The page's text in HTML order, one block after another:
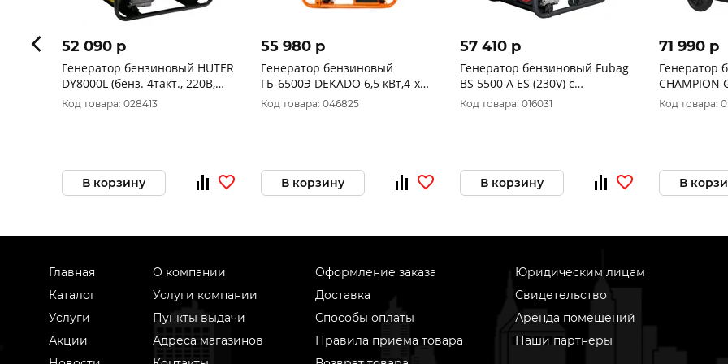
52 090 p
Генератор бензиновый HUTER
DY8000L (бенз. 4такт., 220В,
6500 Вт) 64/1/33
Код товара: 028413
В корзину
55 980 p
Генератор бензиновый
ГБ-6500Э DEKADO 6,5 кВт,4-х
такт.,синхр. 20323416500
Код товара: 046825
В корзину
57 410 p
Генератор бензиновый Fubag
BS 5500 A ES (230V) с
возможностью подключения
автоматики 641691
Код товара: 016031
В корзину
71 990 p
Генератор
CHAMPION
(6000/6500
32А/
Код товара:
В
Главная
Каталог
Услуги
Акции
О компании
Услуги компании
Пункты выдачи
Адреса магазинов
Оформление заказа
Доставка
Способы оплаты
Правила приема товара
Юридическим лицам
Свидетельство
Аренда помещений
Наши партнеры